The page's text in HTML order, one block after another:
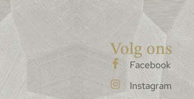
Volg ons
Facebook
Instagram